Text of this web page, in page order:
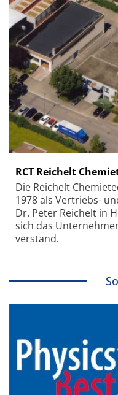
RCT Reichelt
Die Reichelt
1978 als Vertriebs-
Dr. Peter Reichelt in
sich das
verstand.